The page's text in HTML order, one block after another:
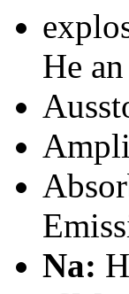
He
Na: